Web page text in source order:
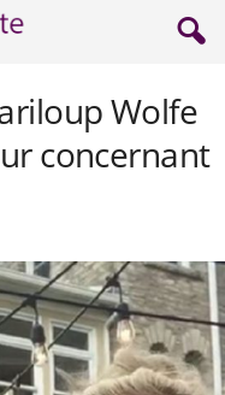
Wolfe
concernant